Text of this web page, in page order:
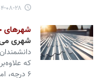
۱۴۰۴-۰۸-۲۸
شهرهای
شهری
۶ درجه،